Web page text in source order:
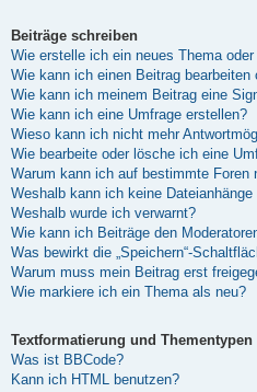
Beiträge schreiben
Wie erstelle ich ein neues Thema
Wie kann ich einen Beitrag bearbeiten
Wie kann ich meinem Beitrag eine
Wie kann ich eine Umfrage erstellen?
Wieso kann ich nicht mehr
Wie bearbeite oder lösche ich eine
Warum kann ich auf bestimmte Foren
Weshalb kann ich keine Dateianhänge
Weshalb wurde ich verwarnt?
Wie kann ich Beiträge den
Was bewirkt die „Speichern“-
Warum muss mein Beitrag erst
Wie markiere ich ein Thema als neu?
Textformatierung und Thementypen
Was ist BBCode?
Kann ich HTML benutzen?